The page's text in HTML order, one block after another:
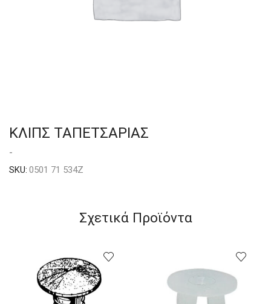
ΚΛΙΠΣ ΤΑΠΕΤΣΑΡΙΑΣ
-
SKU: 0501 71 534Z
Σχετικά Προϊόντα